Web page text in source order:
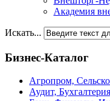
Академия
Искать...
Бизнес-Каталог
Агропром,
Аудит,